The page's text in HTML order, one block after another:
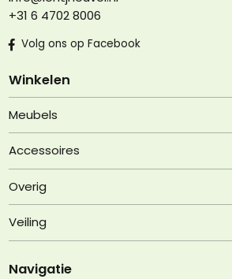
+31 6 4702 8006
Volg ons op Facebook
Winkelen
Meubels
Accessoires
Overig
Veiling
Navigatie